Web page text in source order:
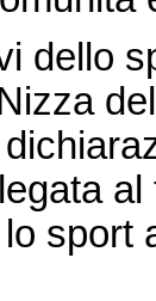
dello
sport